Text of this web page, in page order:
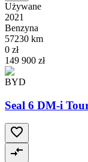
Używane
2021
Benzyna
57230 km
0 zł
149 900 zł
BYD
Seal 6 DM-i